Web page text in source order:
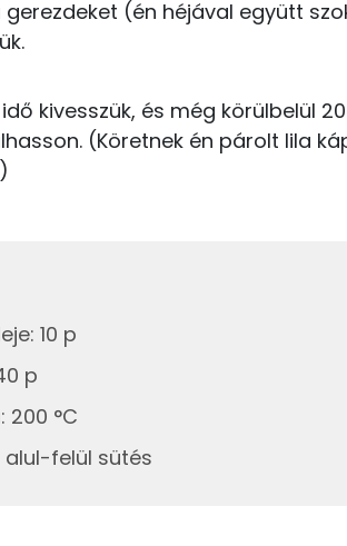
Szelén
telítetlen zsírsav:
(én héjával együtt
kivesszük, és még körülbelül
(Köretnek én párolt lila
: 10 p
p
: 200 °C
alul-felül sütés